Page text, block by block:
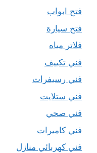
فتح ابواب
فتح سيارة
فلاتر مياه
فني تكييف
فني رسيفرات
فني ستلايت
فني صحي
فني كاميرات
فني كهربائي منازل